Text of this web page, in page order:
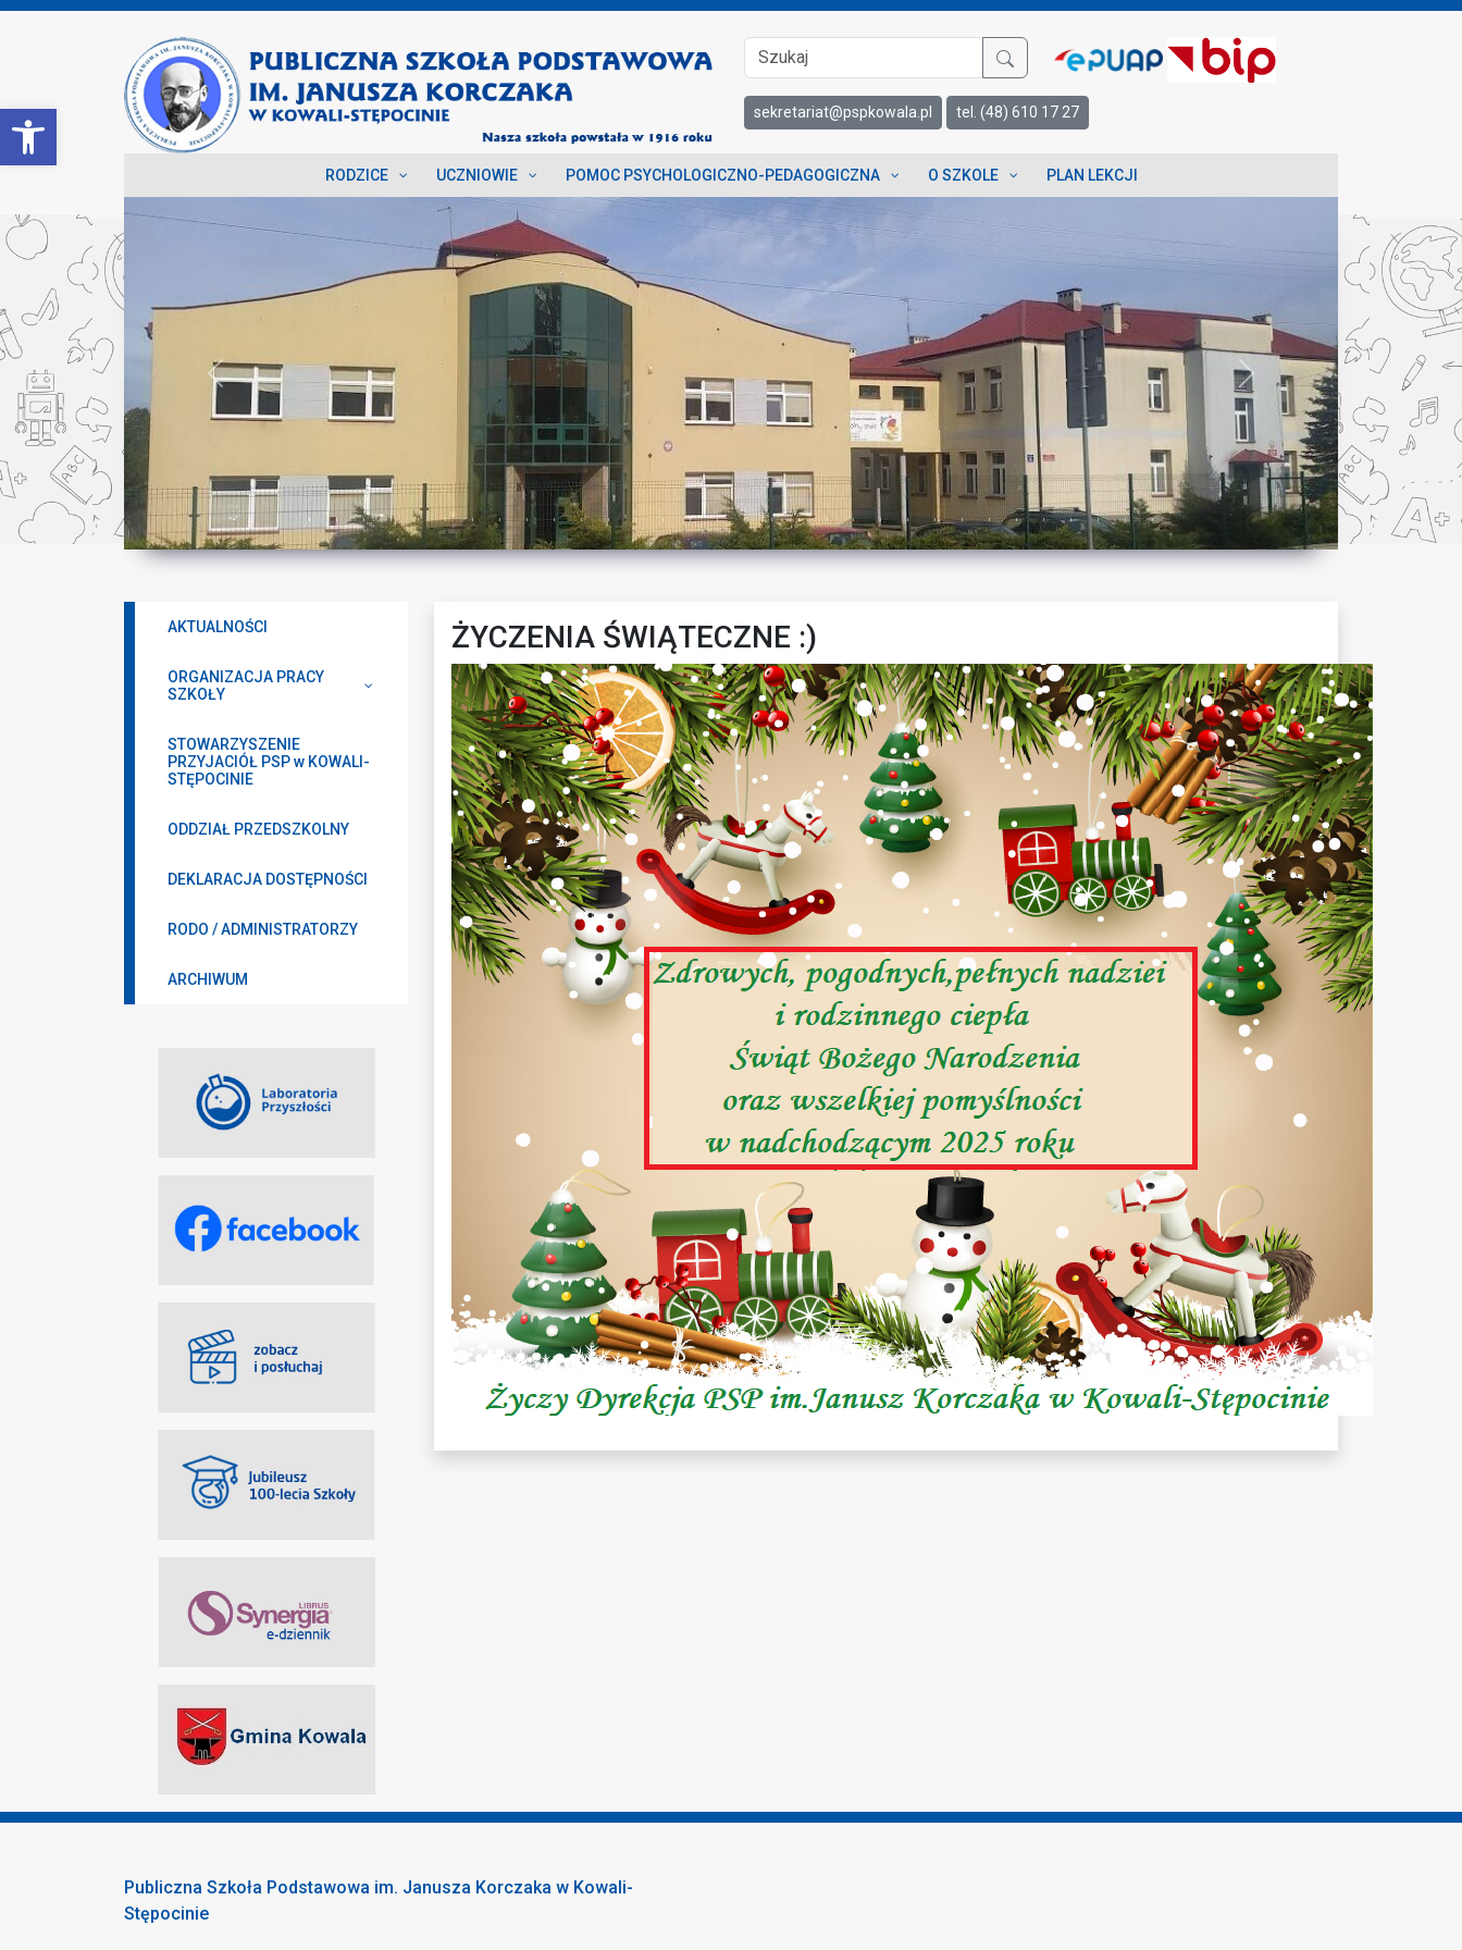
Open toolbar sekretariat@pspkowala.pl tel. (48) 610 17 27
RODZICE UCZNIOWIE POMOC PSYCHOLOGICZNO-PEDAGOGICZNA O SZKOLE PLAN LEKCJI
Previous Next
AKTUALNOŚCI
ORGANIZACJA PRACY
SZKOŁY
STOWARZYSZENIE
PRZYJACIÓŁ PSP w KOWALI-
STĘPOCINIE
ODDZIAŁ PRZEDSZKOLNY
DEKLARACJA DOSTĘPNOŚCI
RODO / ADMINISTRATORZY
ARCHIWUM
ŻYCZENIA ŚWIĄTECZNE :)
Publiczna Szkoła Podstawowa im. Janusza Korczaka w Kowali-
Stępocinie